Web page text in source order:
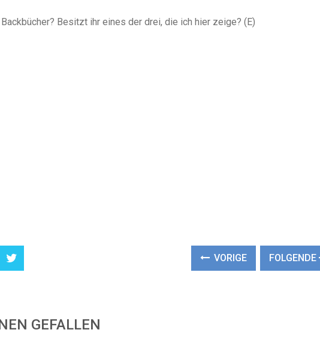
Besitzt ihr eines der drei, die ich hier zeige? (E)
VORIGE FOLGENDE
GEFALLEN